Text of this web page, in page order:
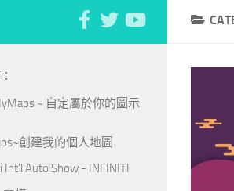
~ 自定屬於你的圖示
創建我的個人地圖
Int'l Auto Show - INFINITI